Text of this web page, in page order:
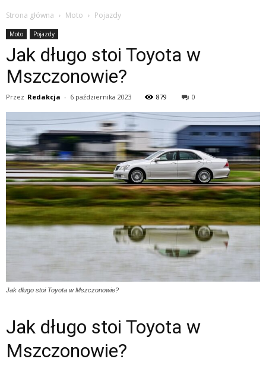
Strona główna Moto Pojazdy
Moto Pojazdy
Jak długo stoi Toyota w
Mszczonowie?
Przez Redakcja - 6 października 2023 879 0
Jak długo stoi Toyota w Mszczonowie?
Jak długo stoi Toyota w
Mszczonowie?